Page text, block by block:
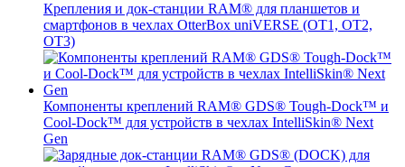
Крепления и док-станции RAM® для планшетов и
смартфонов в чехлах OtterBox uniVERSE (OT1, OT2,
OT3)
Компоненты креплений RAM® GDS® Tough-Dock™ и
Cool-Dock™ для устройств в чехлах IntelliSkin® Next
Gen